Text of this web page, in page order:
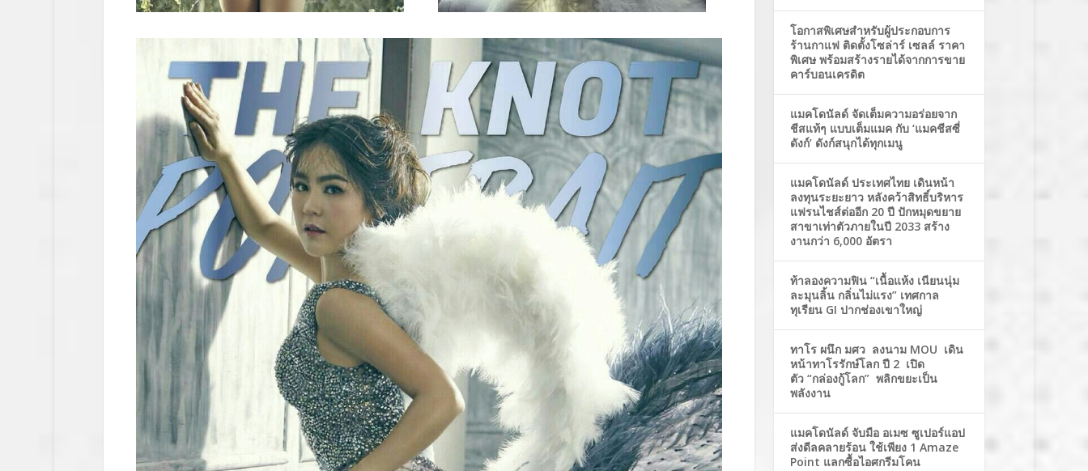
โอกาสพิเศษสำหรับผู้ประกอบการ
ร้านกาแฟ ติดตั้งโซล่าร์ เซลล์ ราคา
พิเศษ พร้อมสร้างรายได้จากการขาย
คาร์บอนเครดิต
แมคโดนัลด์ จัดเต็มความอร่อยจาก
ชีสแท้ๆ แบบเต็มแมค กับ ‘แมคชีสซี่
ดังก์’ ดังก์สนุกได้ทุกเมนู
แมคโดนัลด์ ประเทศไทย เดินหน้า
ลงทุนระยะยาว หลังคว้าสิทธิ์บริหาร
แฟรนไชส์ต่ออีก 20 ปี ปักหมุดขยาย
สาขาเท่าตัวภายในปี 2033 สร้าง
งานกว่า 6,000 อัตรา
ท้าลองความฟิน “เนื้อแห้ง เนียนนุ่ม
ละมุนลิ้น กลิ่นไม่แรง” เทศกาล
ทุเรียน GI ปากช่องเขาใหญ่
ทาโร ผนึก มศว ลงนาม MOU เดิน
หน้าทาโรรักษ์โลก ปี 2 เปิด
ตัว “กล่องกู้โลก” พลิกขยะเป็น
พลังงาน
แมคโดนัลด์ จับมือ อเมซ ซูเปอร์แอป
ส่งดีลคลายร้อน ใช้เพียง 1 Amaze
Point แลกซื้อไอศกรีมโคน